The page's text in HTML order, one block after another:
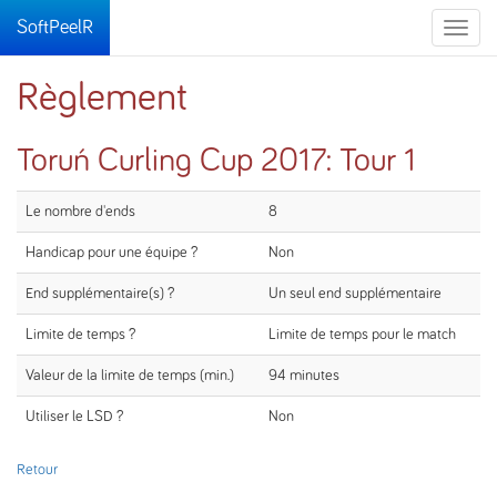
Toggle
SoftPeelR
Règlement
Toruń Curling Cup 2017: Tour 1
Le nombre d'ends 8
Handicap pour une équipe ? Non
End supplémentaire(s) ? Un seul end supplémentaire
Limite de temps ? Limite de temps pour le match
Valeur de la limite de temps (min.) 94 minutes
Utiliser le LSD ? Non
Retour